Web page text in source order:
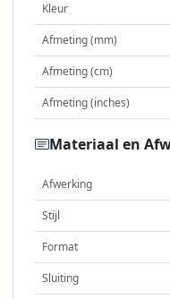
Kleur
Afmeting (mm)
Afmeting (cm)
Afmeting (inches)
Materiaal en
Afwerking
Stijl
Format
Sluiting